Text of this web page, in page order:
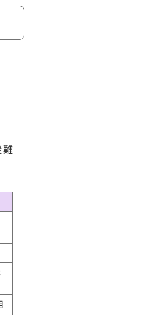
難